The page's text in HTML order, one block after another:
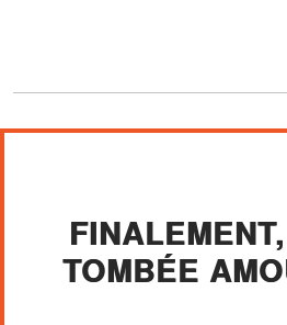
TOMBÉE